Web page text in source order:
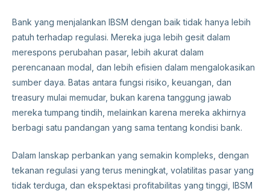
Bank yang menjalankan IBSM dengan baik tidak hanya lebih
patuh terhadap regulasi. Mereka juga lebih gesit dalam
merespons perubahan pasar, lebih akurat dalam
perencanaan modal, dan lebih efisien dalam mengalokasikan
sumber daya. Batas antara fungsi risiko, keuangan, dan
treasury mulai memudar, bukan karena tanggung jawab
mereka tumpang tindih, melainkan karena mereka akhirnya
berbagi satu pandangan yang sama tentang kondisi bank.
Dalam lanskap perbankan yang semakin kompleks, dengan
tekanan regulasi yang terus meningkat, volatilitas pasar yang
tidak terduga, dan ekspektasi profitabilitas yang tinggi, IBSM